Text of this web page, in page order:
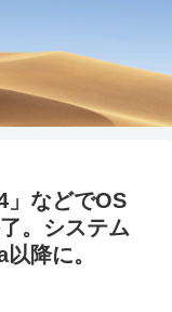
などでOS
。システム
降に。